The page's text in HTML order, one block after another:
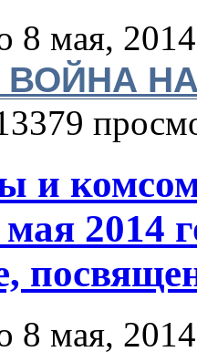
8 мая,
Патрик Уэлш:
10.47 мск) Женщины
и
2014
8 мая,